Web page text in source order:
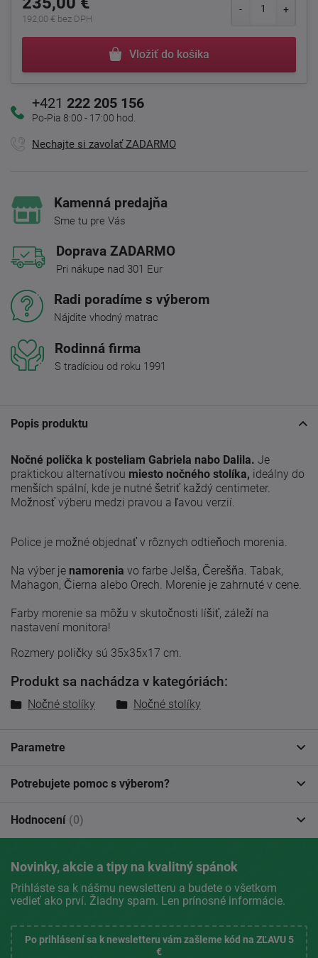
192,00 € bez DPH
Vložiť do košíka
+421 222 205 156
Po-Pia 8:00 - 17:00 hod.
Nechajte si zavolať ZADARMO
Kamenná predajňa
Sme tu pre Vás
Doprava ZADARMO
Pri nákupe nad 301 Eur
Radi poradíme s výberom
Nájdite vhodný matrac
Rodinná firma
S tradíciou od roku 1991
Popis produktu
Nočné polička k posteliam Gabriela nabo Dalila. Je
praktickou alternatívou miesto nočného stolíka, ideálny do
menších spální, kde je nutné šetriť každý centimeter.
Možnosť výberu medzi pravou a ľavou verzií.
Police je možné objednať v rôznych odtieňoch morenia.
Na výber je namorenia vo farbe Jelša, Čerešňa. Tabak,
Mahagon, Čierna alebo Orech. Morenie je zahrnuté v cene.
Farby morenie sa môžu v skutočnosti líšiť, záleží na
nastavení monitora!
Rozmery poličky sú 35x35x17 cm.
Produkt sa nachádza v kategóriách:
Nočné stolíky Nočné stolíky
Parametre
Potrebujete pomoc s výberom?
Hodnocení (0)
Novinky, akcie a tipy na kvalitný spánok
Prihláste sa k nášmu newsletteru a budete o všetkom
vedieť ako prví. Žiadny spam. Len prínosné informácie.
Po prihlásení sa k newsletteru vám zašleme kód na ZĽAVU 5
€